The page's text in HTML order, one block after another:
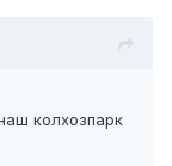
колхозпарк